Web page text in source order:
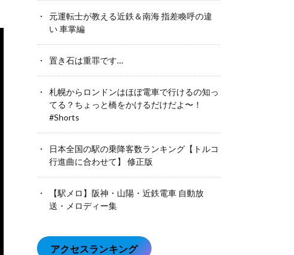
元運転士が教える近鉄＆南海 指差喚呼の違
い 車掌編
置き石は重罪です…
札幌からロンドンはほぼ電車で行けるの知っ
てる？ちょっと橋をかけるだけだよ〜！
#Shorts
日本全国の駅の乗降客数ランキング【トルコ
行進曲に合わせて】 修正版
【駅メロ】阪神・山陽・近鉄電車 自動放
送・メロディー集
アクセスランキング